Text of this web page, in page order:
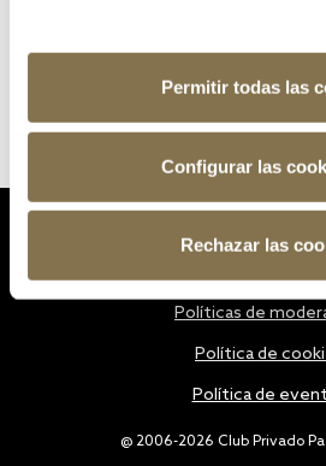
Permitir todas las
Configurar las
Rechazar las
@ 2006-2026 Club Privado
Políticas de
Política de
Política de